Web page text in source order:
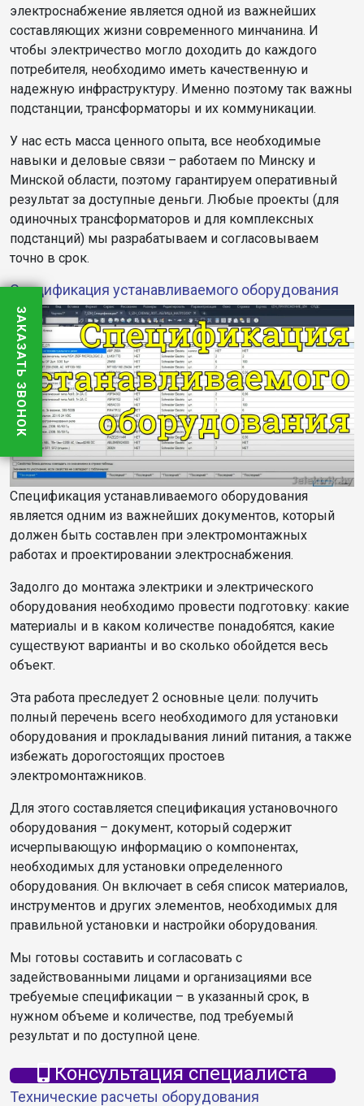
электроснабжение является одной из важнейших
составляющих жизни современного минчанина. И
чтобы электричество могло доходить до каждого
потребителя, необходимо иметь качественную и
надежную инфраструктуру. Именно поэтому так важны
подстанции, трансформаторы и их коммуникации.
У нас есть масса ценного опыта, все необходимые
навыки и деловые связи – работаем по Минску и
Минской области, поэтому гарантируем оперативный
результат за доступные деньги. Любые проекты (для
одиночных трансформаторов и для комплексных
подстанций) мы разрабатываем и согласовываем
точно в срок.
Спецификация устанавливаемого оборудования
Спецификация устанавливаемого оборудования
является одним из важнейших документов, который
должен быть составлен при электромонтажных
работах и проектировании электроснабжения.
Задолго до монтажа электрики и электрического
оборудования необходимо провести подготовку: какие
материалы и в каком количестве понадобятся, какие
существуют варианты и во сколько обойдется весь
объект.
Эта работа преследует 2 основные цели: получить
полный перечень всего необходимого для установки
оборудования и прокладывания линий питания, а также
избежать дорогостоящих простоев
электромонтажников.
Для этого составляется спецификация установочного
оборудования – документ, который содержит
исчерпывающую информацию о компонентах,
необходимых для установки определенного
оборудования. Он включает в себя список материалов,
инструментов и других элементов, необходимых для
правильной установки и настройки оборудования.
Мы готовы составить и согласовать с
задействованными лицами и организациями все
требуемые спецификации – в указанный срок, в
нужном объеме и количестве, под требуемый
результат и по доступной цене.
Консультация специалиста
Технические расчеты оборудования
ЗАКАЗАТЬ ЗВОНОК